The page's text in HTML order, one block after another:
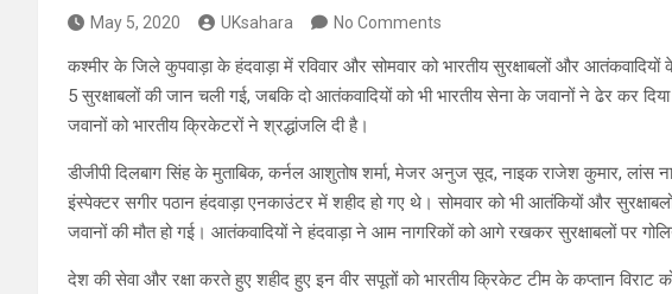
May 5, 2020 UKsahara No Comments
कश्मीर के जिले कुपवाड़ा के हंदवाड़ा में रविवार और सोमवार को भारतीय सुरक्षाबलों और
5 सुरक्षाबलों की जान चली गई, जबकि दो आतंकवादियों को भी भारतीय सेना के जवानों ने ढेर कर
जवानों को भारतीय क्रिकेटरों ने श्रद्धांजलि दी है।
डीजीपी दिलबाग सिंह के मुताबिक, कर्नल आशुतोष शर्मा, मेजर अनुज सूद, नाइक राजेश कुमार,
इंस्पेक्टर सगीर पठान हंदवाड़ा एनकाउंटर में शहीद हो गए थे। सोमवार को भी आतंकियों और
जवानों की मौत हो गई। आतंकवादियों ने हंदवाड़ा ने आम नागरिकों को आगे रखकर सुरक्षाबलों पर
देश की सेवा और रक्षा करते हुए शहीद हुए इन वीर सपूतों को भारतीय क्रिकेट टीम के कप्तान विराट